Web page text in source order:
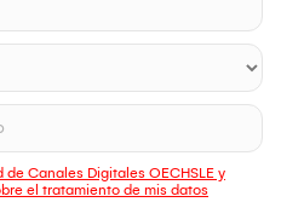
Canales Digitales OECHSLE y
el tratamiento de mis datos